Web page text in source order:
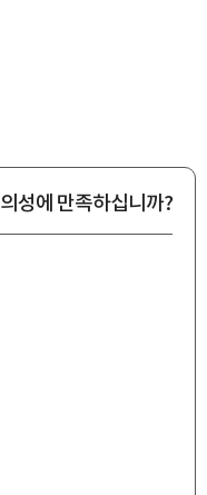
성에 만족하십니까?